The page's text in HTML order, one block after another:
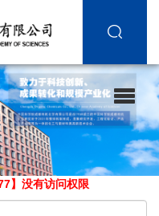
】没有访问权限